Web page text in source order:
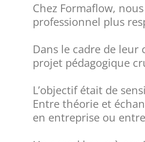
Chez Formaflow,
professionnel plus
Dans le cadre de leur
projet pédagogique
L’objectif était de
Entre théorie et
en entreprise ou